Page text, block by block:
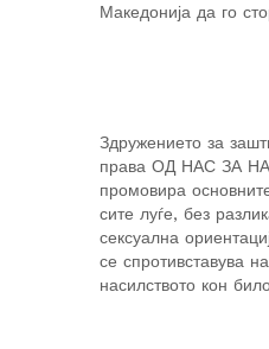
Македонија да го
Здружението за
права ОД НАС ЗА
промовира
сите луѓе, без
сексуална
се спротивставува
насилството кон